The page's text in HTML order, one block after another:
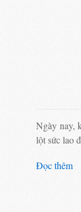
Ngày nay,
lột sức lao
Đọc thêm